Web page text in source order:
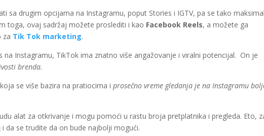
sa drugim opcijama na Instagramu, poput Stories i IGTV, pa se tako
toga, ovaj sadržaj možete proslediti i kao Facebook Reels, a možete ga
za Tik Tok marketing.
na Instagramu, TikTok ima znatno više angažovanje i viralni potencijal. On je
brenda.
se više bazira na pratiocima iprosečno vreme gledanja je na Instagramu
alat za otkrivanje i mogu pomoći u rastu broja pretplatnika i pregleda. Eto,
da se trudite da on bude najbolji mogući.